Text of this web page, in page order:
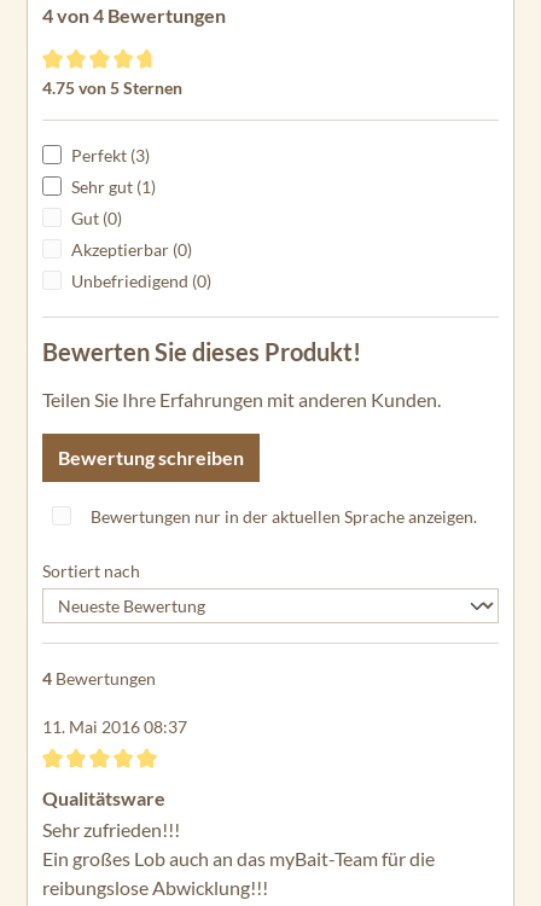
En
ra
C2
En
du
ra
50
du
M
40
du
ra
M
ax
4 von 4 Bewertungen
Durchschnittliche Bewertung von 4.75 von 5 Sternen
4.75 von 5 Sternen
Perfekt (3)
Sehr gut (1)
Gut (0)
Akzeptierbar (0)
Unbefriedigend (0)
Bewerten Sie dieses Produkt!
Teilen Sie Ihre Erfahrungen mit anderen Kunden.
Bewertung schreiben
Bewertungen nur in der aktuellen Sprache anzeigen.
Sortiert nach
4 Bewertungen
11. Mai 2016 08:37
Bewertung mit 5 von 5 Sternen
Qualitätsware
Sehr zufrieden!!!
Ein großes Lob auch an das myBait-Team für die
reibungslose Abwicklung!!!